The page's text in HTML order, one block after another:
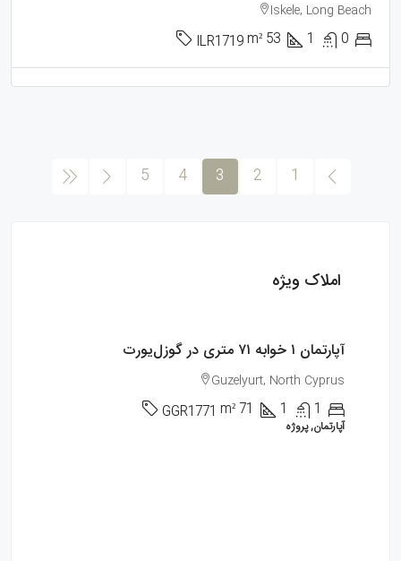
Iskele, Long Beach
0
1
53
m²
ILR1719
1
2
3
4
5
املاک ویژه
£85,900
آپارتمان ۱ خوابه ۷۱ متری در گوزل‌یورت
Guzelyurt, North Cyprus
1
1
71
m²
GGR1771
آپارتمان, پروژه